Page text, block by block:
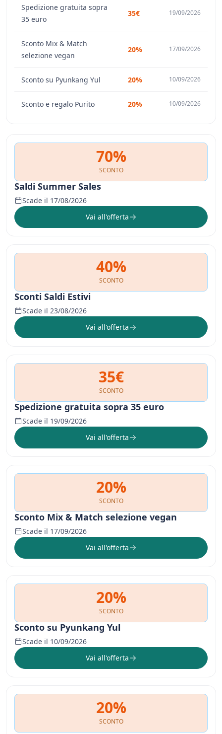
Spedizione gratuita sopra
35 euro
35€ 19/09/2026
Sconto Mix & Match
selezione vegan
20% 17/09/2026
Sconto su Pyunkang Yul 20% 10/09/2026
Sconto e regalo Purito 20% 10/09/2026
70%
SCONTO
Saldi Summer Sales
Scade il 17/08/2026
Vai all'offerta
40%
SCONTO
Sconti Saldi Estivi
Scade il 23/08/2026
Vai all'offerta
35€
SCONTO
Spedizione gratuita sopra 35 euro
Scade il 19/09/2026
Vai all'offerta
20%
SCONTO
Sconto Mix & Match selezione vegan
Scade il 17/09/2026
Vai all'offerta
20%
SCONTO
Sconto su Pyunkang Yul
Scade il 10/09/2026
Vai all'offerta
20%
SCONTO